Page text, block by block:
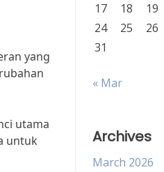
yang
utama
untuk
17
18 19
24
25 26
31
« Mar
Archives
March 2026